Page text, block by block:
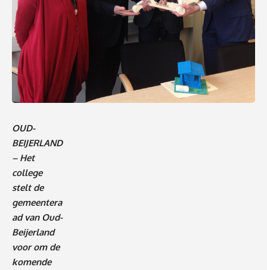
OUD-
BEIJERLAND
– Het
college
stelt de
gemeentera
ad van Oud-
Beijerland
voor om de
komende